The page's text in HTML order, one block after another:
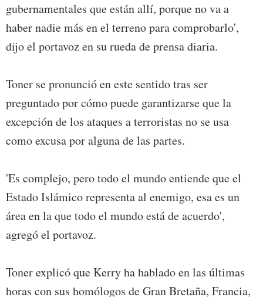
gubernamentales que están allí, porque no va a
haber nadie más en el terreno para comprobarlo',
dijo el portavoz en su rueda de prensa diaria.
Toner se pronunció en este sentido tras ser
preguntado por cómo puede garantizarse que la
excepción de los ataques a terroristas no se usa
como excusa por alguna de las partes.
'Es complejo, pero todo el mundo entiende que el
Estado Islámico representa al enemigo, esa es un
área en la que todo el mundo está de acuerdo',
agregó el portavoz.
Toner explicó que Kerry ha hablado en las últimas
horas con sus homólogos de Gran Bretaña, Francia,